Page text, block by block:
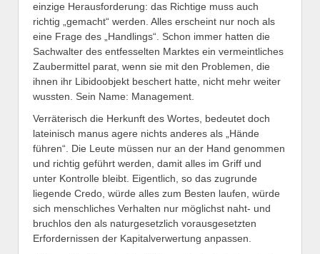
einzige Herausforderung: das Richtige muss auch
richtig „gemacht“ werden. Alles erscheint nur noch als
eine Frage des „Handlings“. Schon immer hatten die
Sachwalter des entfesselten Marktes ein vermeintliches
Zaubermittel parat, wenn sie mit den Problemen, die
ihnen ihr Libidoobjekt beschert hatte, nicht mehr weiter
wussten. Sein Name: Management.
Verräterisch die Herkunft des Wortes, bedeutet doch
lateinisch manus agere nichts anderes als „Hände
führen“. Die Leute müssen nur an der Hand genommen
und richtig geführt werden, damit alles im Griff und
unter Kontrolle bleibt. Eigentlich, so das zugrunde
liegende Credo, würde alles zum Besten laufen, würde
sich menschliches Verhalten nur möglichst naht- und
bruchlos den als naturgesetzlich vorausgesetzten
Erfordernissen der Kapitalverwertung anpassen.